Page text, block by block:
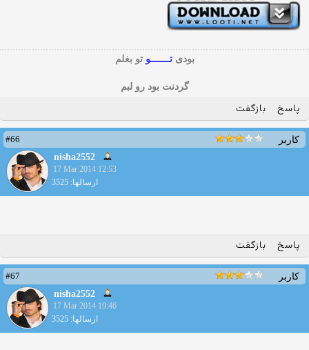
بودیتـــــــوتو بغلم
گردنت بود رو لبم
پاسخ بازگفت
کاربر
#66
nisha2552
17 Mar 2014 12:53
ارسالها: 3525
پاسخ بازگفت
کاربر
#67
nisha2552
17 Mar 2014 19:46
ارسالها: 3525